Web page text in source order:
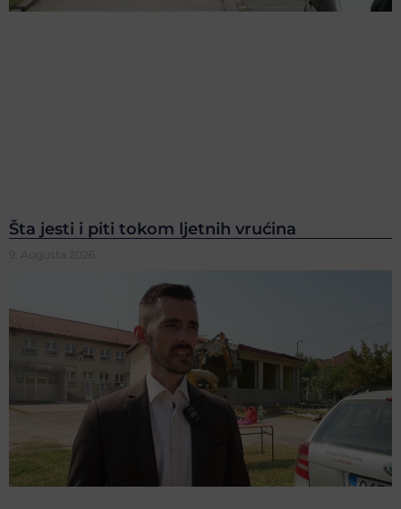
Šta jesti i piti tokom ljetnih vrućina
9. Augusta 2026.